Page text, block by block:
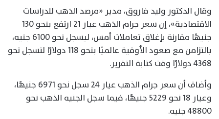
وقال الدكتور وليد فاروق، مدير «مرصد الذهب للدراسات
الاقتصادية»، إن سعر جرام الذهب عيار 21 ارتفع بنحو 130
جنيهًا مقارنة بإغلاق تعاملات أمس، ليسجل نحو 6100 جنيه،
بالتزامن مع صعود الأوقية عالميًا بنحو 118 دولارًا لتسجل نحو
4368 دولارًا وقت كتابة التقرير.
وأضاف أن سعر جرام الذهب عيار 24 سجل نحو 6971 جنيهًا،
وعيار 18 نحو 5229 جنيهًا، فيما سجل الجنيه الذهب نحو
48800 جنيه.